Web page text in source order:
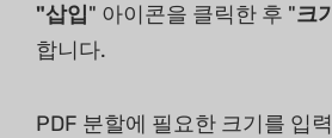
"삽입 " 아이콘을 클릭한 후 "크
합니다.
PDF 분할에 필요한 크기를 입